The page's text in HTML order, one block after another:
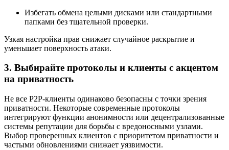
Избегать обмена целыми дисками или стандартными
папками без тщательной проверки.
Узкая настройка прав снижает случайное раскрытие и
уменьшает поверхность атаки.
3. Выбирайте протоколы и клиенты с акцентом
на приватность
Не все P2P-клиенты одинаково безопасны с точки зрения
приватности. Некоторые современные протоколы
интегрируют функции анонимности или децентрализованные
системы репутации для борьбы с вредоносными узлами.
Выбор проверенных клиентов с приоритетом приватности и
частыми обновлениями снижает уязвимости.